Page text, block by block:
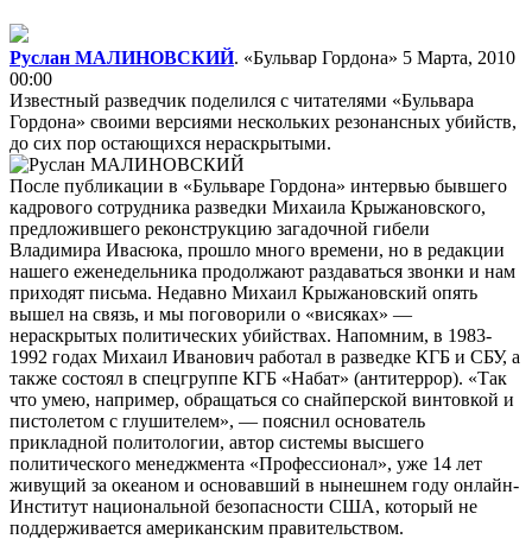
Руслан МАЛИНОВСКИЙ. «Бульвар Гордона» 5 Марта, 2010
00:00
Известный разведчик поделился с читателями «Бульвара
Гордона» своими версиями нескольких резонансных убийств,
до сих пор остающихся нераскрытыми.
После публикации в «Бульваре Гордона» интервью бывшего
кадрового сотрудника разведки Михаила Крыжановского,
предложившего реконструкцию загадочной гибели
Владимира Ивасюка, прошло много времени, но в редакции
нашего еженедельника продолжают раздаваться звонки и нам
приходят письма. Недавно Михаил Крыжановский опять
вышел на связь, и мы поговорили о «висяках» —
нераскрытых политических убийствах. Напомним, в 1983-
1992 годах Михаил Иванович работал в разведке КГБ и СБУ, а
также состоял в спецгруппе КГБ «Набат» (антитеррор). «Так
что умею, например, обращаться со снайперской винтовкой и
пистолетом с глушителем», — пояснил основатель
прикладной политологии, автор системы высшего
политического менеджмента «Профессионал», уже 14 лет
живущий за океаном и основавший в нынешнем году онлайн-
Институт национальной безопасности США, который не
поддерживается американским правительством.